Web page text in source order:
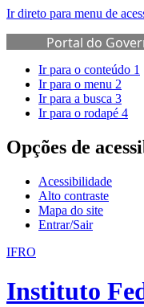
Ir direto para menu de
Portal do
Ir para o conteúdo 1
Ir para o menu 2
Ir para a busca 3
Ir para o rodapé 4
Opções de
Acessibilidade
Alto contraste
Mapa do site
Entrar/Sair
IFRO
Instituto